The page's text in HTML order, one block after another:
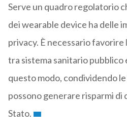
Serve un quadro regolatorio
dei wearable device ha delle
privacy. È necessario favorire
tra sistema sanitario pubblico
questo modo, condividendo
possono generare risparmi di
Stato.